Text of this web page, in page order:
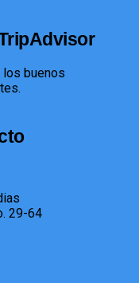
los buenos
29-64